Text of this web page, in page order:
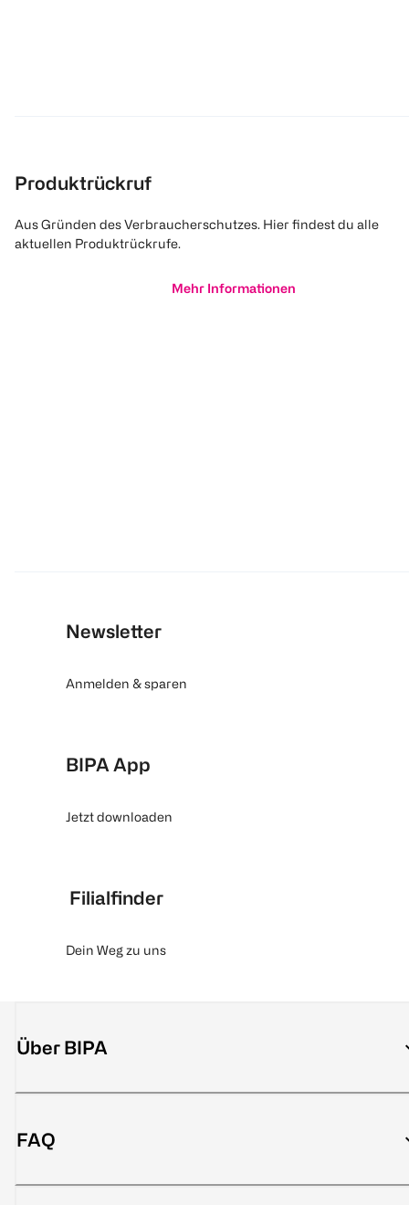
Produktrückruf
Aus Gründen des Verbraucherschutzes. Hier findest du alle
aktuellen Produktrückrufe.
Mehr Informationen
Newsletter
Anmelden & sparen
BIPA App
Jetzt downloaden
Filialfinder
Dein Weg zu uns
Über BIPA
FAQ